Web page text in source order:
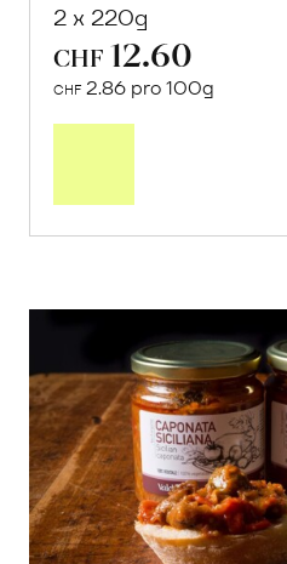
2 x 220g
CHF 12.60
CHF 2.86 pro 100g